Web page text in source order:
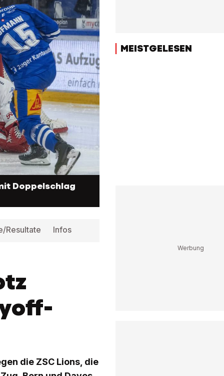
Doppelschlag
Resultate Infos
die ZSC Lions, die
MEISTGELESEN